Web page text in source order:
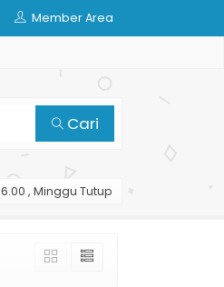
Member Area
Cari
, Minggu Tutup